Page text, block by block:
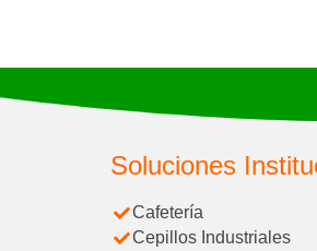
Soluciones
Cafetería
Cepillos Industriales